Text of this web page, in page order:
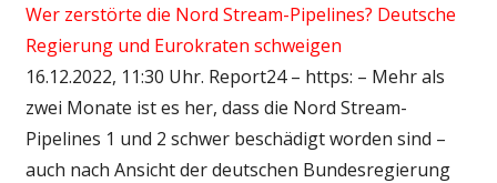
Wer zerstörte die Nord Stream-Pipelines? Deutsche
Regierung und Eurokraten schweigen
16.12.2022, 11:30 Uhr. Report24 – https: – Mehr als
zwei Monate ist es her, dass die Nord Stream-
Pipelines 1 und 2 schwer beschädigt worden sind –
auch nach Ansicht der deutschen Bundesregierung